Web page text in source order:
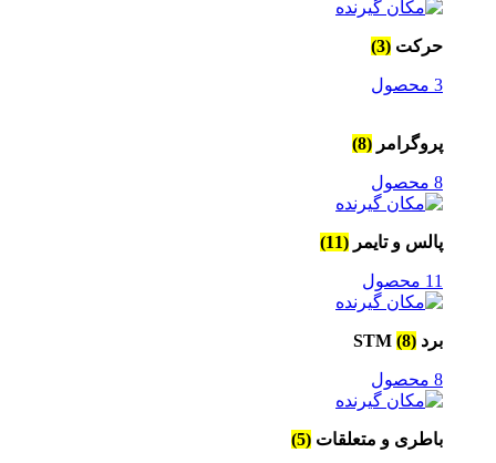
حرکت (3)
3 محصول
پروگرامر (8)
8 محصول
پالس و تایمر (11)
11 محصول
برد STM (8)
8 محصول
باطری و متعلقات (5)